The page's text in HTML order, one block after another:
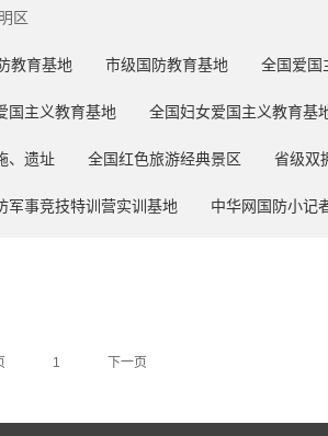
区
教育基地 市级国防教育基地 全国爱国
国主义教育基地 全国妇女爱国主义教育基
、遗址 全国红色旅游经典景区 省级双
军事竞技特训营实训基地 中华网国防小记
1 下一页